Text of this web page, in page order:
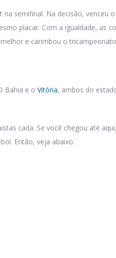
semifinal. Na decisão, venceu
placar. Com a igualdade, as
e carimbou o
Bahia e o Vitória, ambos do
cada. Se você chegou até
Então, veja abaixo: